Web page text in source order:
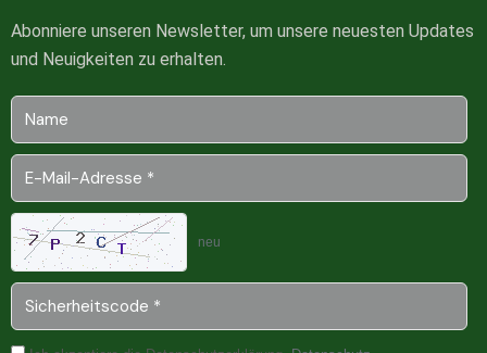
Abonniere unseren Newsletter, um unsere neuesten Updates
und Neuigkeiten zu erhalten.
neu